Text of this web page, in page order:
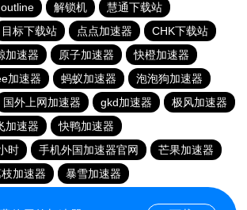
outline 解锁机
慧通下载站
目标下载站 点点加速器
CHK下载站
加速器 原子加速器
快橙加速器
加速器 蚂蚁加速器
泡泡狗加速器
国外上网加速器 gkd加速器
极风加速器
加速器
快鸭加速器
时
手机外国加速器官网
芒果加速器
加速器
暴雪加速器